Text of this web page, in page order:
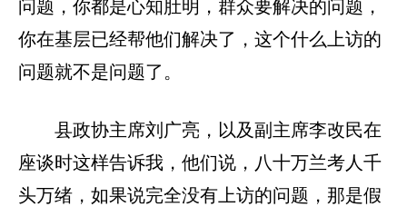
问题，你都是心知肚明，群众要解决的问题，
你在基层已经帮他们解决了，这个什么上访的
问题就不是问题了。
县政协主席刘广亮，以及副主席李改民在
座谈时这样告诉我，他们说，八十万兰考人千
头万绪，如果说完全没有上访的问题，那是假